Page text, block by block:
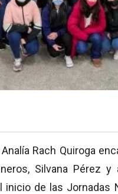
Rach Quiroga
Silvana Pérez
inicio de las Jornadas